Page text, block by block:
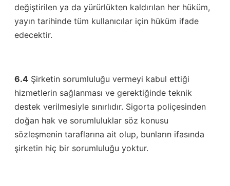
değiştirilen ya da yürürlükten kaldırılan her hüküm,
yayın tarihinde tüm kullanıcılar için hüküm ifade
edecektir.
6.4 Şirketin sorumluluğu vermeyi kabul ettiği
hizmetlerin sağlanması ve gerektiğinde teknik
destek verilmesiyle sınırlıdır. Sigorta poliçesinden
doğan hak ve sorumluluklar söz konusu
sözleşmenin taraflarına ait olup, bunların ifasında
şirketin hiç bir sorumluluğu yoktur.